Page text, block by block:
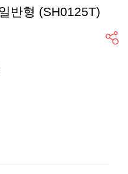
반형 (SH0125T)